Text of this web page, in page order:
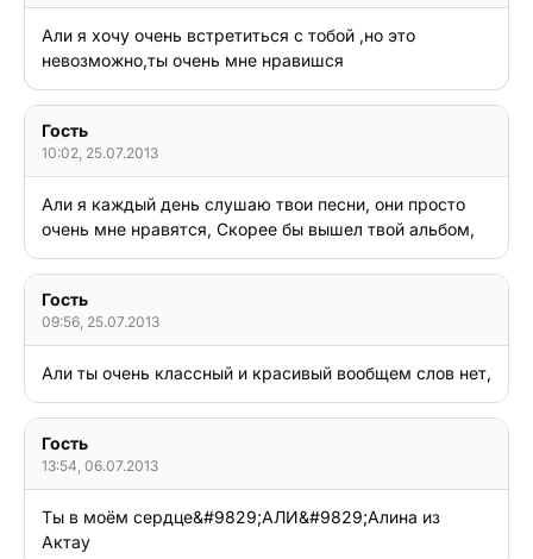
Али я хочу очень встретиться с тобой ,но это
невозможно,ты очень мне нравишся
Гость
10:02, 25.07.2013
Али я каждый день слушаю твои песни, они просто
очень мне нравятся, Скорее бы вышел твой альбом,
Гость
09:56, 25.07.2013
Али ты очень классный и красивый вообщем слов нет,
Гость
13:54, 06.07.2013
Ты в моём сердце&#9829;АЛИ&#9829;Алина из
Актау